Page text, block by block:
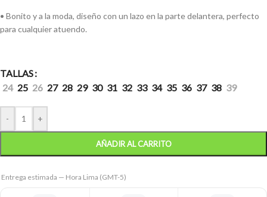
• Bonito y a la moda, diseño con un lazo en la parte delantera, perfecto
para cualquier atuendo.
TALLAS
24 25 26 27 28 29 30 31 32 33 34 35 36 37 38 39
- +
AÑADIR AL CARRITO
Entrega estimada — Hora Lima (GMT-5)